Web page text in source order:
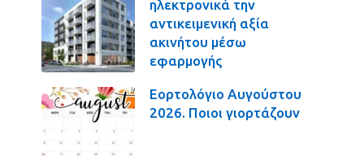
ηλεκτρονικά την
αντικειμενική αξία
ακινήτου μέσω
εφαρμογής
Εορτολόγιο Αυγούστου
2026. Ποιοι γιορτάζουν